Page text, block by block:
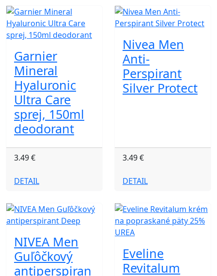
Garnier
Mineral
Hyaluronic
Ultra Care
sprej, 150ml
deodorant
3.49 €
DETAIL
Nivea Men
Anti-
Perspirant
Silver Protect
3.49 €
DETAIL
NIVEA Men
Guľôčkový
antiperspiran
Eveline
Revitalum